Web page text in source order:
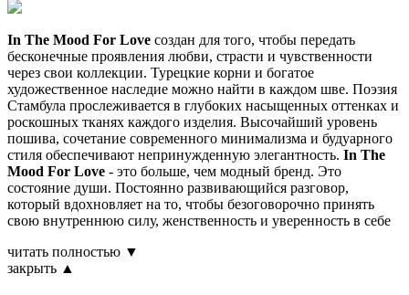
In The Mood For Love создан для того, чтобы передать
бесконечные проявления любви, страсти и чувственности
через свои коллекции. Турецкие корни и богатое
художественное наследие можно найти в каждом шве. Поэзия
Стамбула прослеживается в глубоких насыщенных оттенках и
роскошных тканях каждого изделия. Высочайший уровень
пошива, сочетание современного минимализма и будуарного
стиля обеспечивают непринужденную элегантность. In The
Mood For Love - это больше, чем модный бренд. Это
состояние души. Постоянно развивающийся разговор,
который вдохновляет на то, чтобы безоговорочно принять
свою внутреннюю силу, женственность и уверенность в себе
читать полностью ▼
закрыть ▲